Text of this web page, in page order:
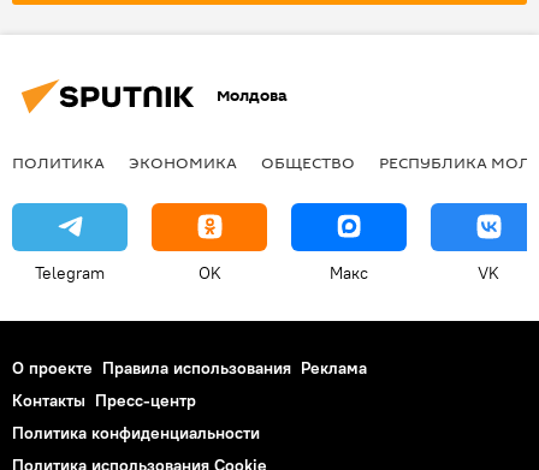
Молдова
ПОЛИТИКА ЭКОНОМИКА ОБЩЕСТВО РЕСПУБЛИКА
Telegram OK Макс VK
О проекте Правила использования Реклама
Контакты Пресс-центр
Политика конфиденциальности
Политика использования Cookie